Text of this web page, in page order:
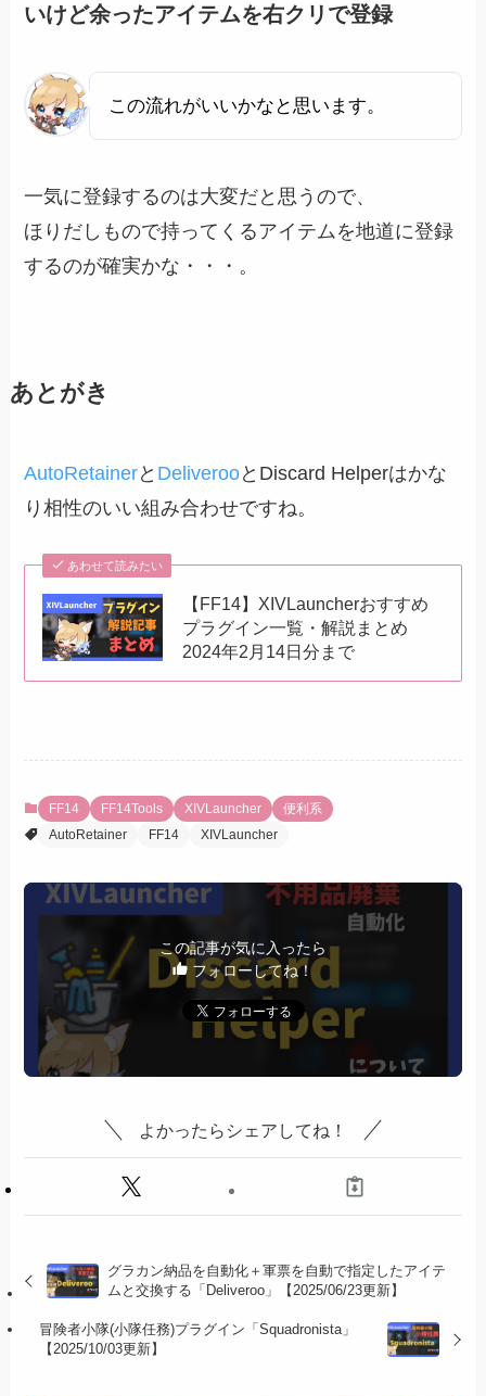
いけど余ったアイテムを右クリで登録
この流れがいいかなと思います。
一気に登録するのは大変だと思うので、
ほりだしもので持ってくるアイテムを地道に登録
するのが確実かな・・・。
あとがき
AutoRetainerと DeliverooとDiscard Helperはかな
り相性のいい組み合わせですね。
あわせて読みたい
【FF14】XIVLauncherおすすめ
プラグイン一覧・解説まとめ
2024年2月14日分まで
FF14 FF14Tools XIVLauncher
便利系
AutoRetainer
FF14 XIVLauncher
この記事が気に入ったら
フォローしてね！
よかったらシェアしてね！
グラカン納品を自動化＋軍票を自動で指定したアイテ
ムと交換する「Deliveroo」【2025/06/23更新】
冒険者小隊(小隊任務)プラグイン「Squadronista」
【2025/10/03更新】